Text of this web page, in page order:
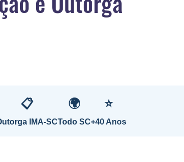
📋
IMA-SC
🌍
Todo SC
⭐
+40 Anos